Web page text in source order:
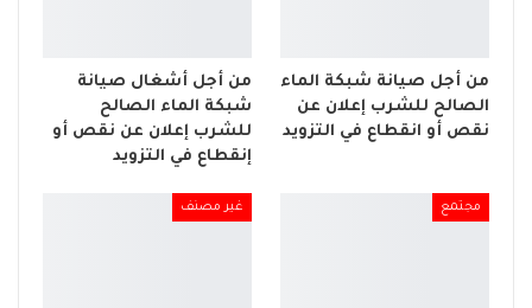
من أجل صيانة شبكة الماء
الصالح للشرب إعلان عن
نقص أو انقطاع في التزويد
من أجل أشغال صيانة
شبكة الماء الصالح
للشرب إعلان عن نقص أو
إنقطاع في التزويد
مجتمع غير مصنف